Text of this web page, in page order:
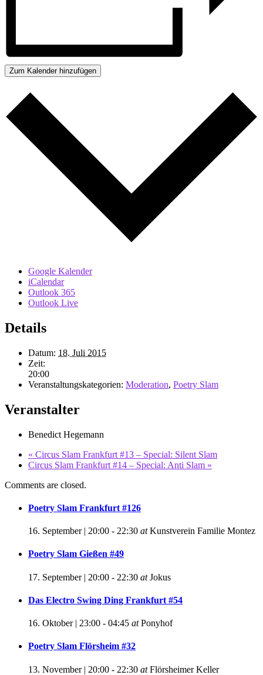
Zum Kalender hinzufügen
Google Kalender
iCalendar
Outlook 365
Outlook Live
Details
Datum: 18. Juli 2015
Zeit:
20:00
Veranstaltungskategorien: Moderation, Poetry Slam
Veranstalter
Benedict Hegemann
« Circus Slam Frankfurt #13 – Special: Silent Slam
Circus Slam Frankfurt #14 – Special: Anti Slam »
Comments are closed.
Poetry Slam Frankfurt #126
16. September | 20:00 - 22:30 atKunstverein Familie Montez
Poetry Slam Gießen #49
17. September | 20:00 - 22:30 atJokus
Das Electro Swing Ding Frankfurt #54
16. Oktober | 23:00 - 04:45 atPonyhof
Poetry Slam Flörsheim #32
13. November | 20:00 - 22:30 atFlörsheimer Keller